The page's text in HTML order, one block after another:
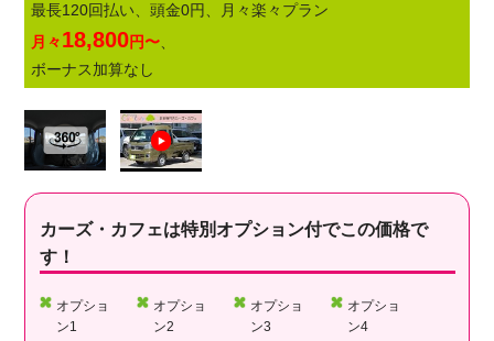
最長120回払い、頭金0円、月々楽々プラン
月々18,800円〜、
ボーナス加算なし
カーズ・カフェは特別オプション付でこの価格で
す！
オプショ
ン1
オプショ
ン2
オプショ
ン3
オプショ
ン4